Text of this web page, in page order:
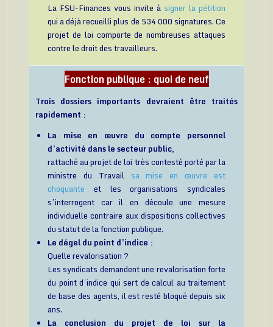
La FSU-Finances vous invite à signer la pétition
qui a déjà recueilli plus de 534 000 signatures. Ce
projet de loi comporte de nombreuses attaques
contre le droit des travailleurs.
Fonction publique : quoi de neuf
Trois dossiers importants devraient être traités
rapidement :
La mise en œuvre du compte personnel
d’activité dans le secteur public,
rattaché au projet de loi très contesté porté par la
ministre du Travail sa mise en œuvre est
choquante et les organisations syndicales
s’interrogent car il en découle une mesure
individuelle contraire aux dispositions collectives
du statut de la fonction publique.
Le dégel du point d’indice :
Quelle revalorisation ?
Les syndicats demandent une revalorisation forte
du point d’indice qui sert de calcul au traitement
de base des agents, il est resté bloqué depuis six
ans.
La conclusion du projet de loi sur la